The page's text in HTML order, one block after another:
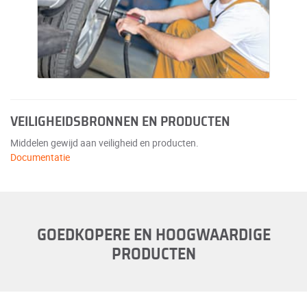
VEILIGHEIDSBRONNEN EN PRODUCTEN
Middelen gewijd aan veiligheid en producten.
Documentatie
GOEDKOPERE EN HOOGWAARDIGE
PRODUCTEN